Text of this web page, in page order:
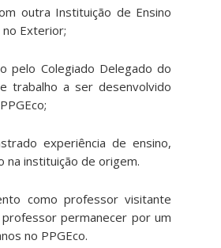
outra Instituição de Ensino
no Exterior;
pelo Colegiado Delegado do
trabalho a ser desenvolvido
experiência de ensino,
na instituição de origem.
como professor visitante
permanecer por um
no PPGEco.